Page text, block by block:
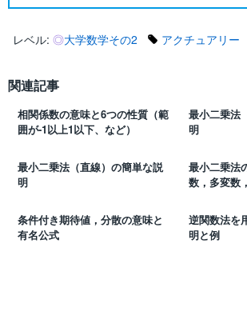
レベル: ◎大学数学その2 アクチュアリー
関連記事
相関係数の意味と6つの性質（範
囲が-1以上1以下、など）
最小二乗法
明
最小二乗法（直線）の簡単な説
明
最小二乗法
数，多変数
条件付き期待値，分散の意味と
有名公式
逆関数法を
明と例